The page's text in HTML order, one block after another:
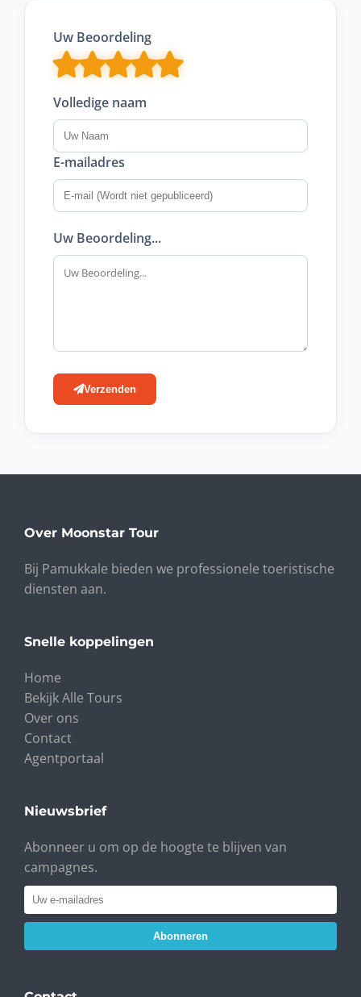
Uw Beoordeling
Volledige naam
E-mailadres
Uw Beoordeling...
Verzenden
Over Moonstar Tour
Bij Pamukkale bieden we professionele toeristische
diensten aan.
Snelle koppelingen
Home
Bekijk Alle Tours
Over ons
Contact
Agentportaal
Nieuwsbrief
Abonneer u om op de hoogte te blijven van
campagnes.
Abonneren